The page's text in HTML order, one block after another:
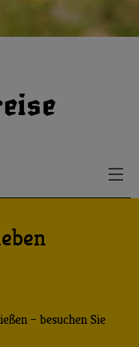
– besuchen Sie